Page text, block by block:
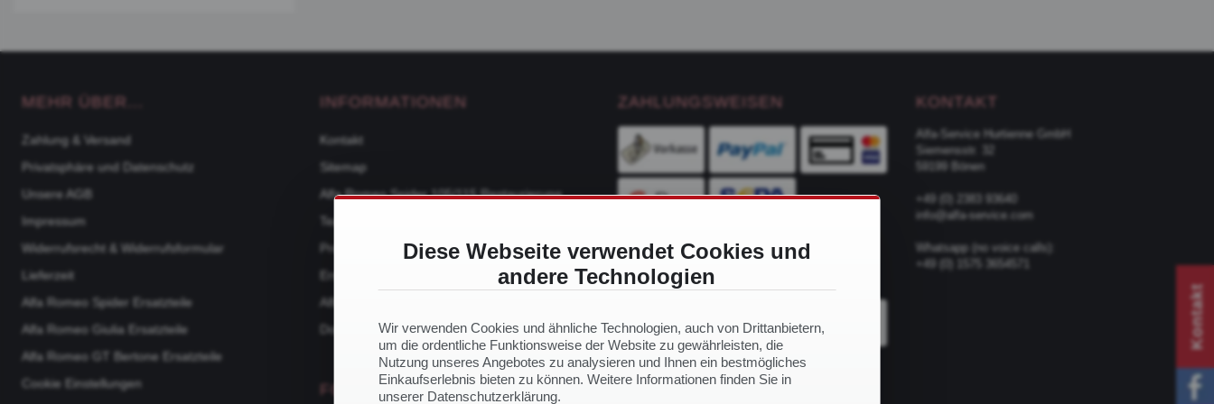
MEHR ÜBER...
Zahlung & Versand
Privatsphäre und Datenschutz
Unsere AGB
Impressum
Widerrufsrecht & Widerrufsformular
Lieferzeit
Alfa Romeo Spider Ersatzteile
Alfa Romeo Giulia Ersatzteile
Alfa Romeo GT Bertone Ersatzteile
Cookie Einstellungen
INFORMATIONEN
Kontakt
Sitemap
Alfa Romeo Spider 105/115 Restaurierung
Team
Produktkataloge
Ersatzteile nach Modell
Alfa Romeo 105 Ersatzteile
Downloads
FOLGE UNS
Kontakt
ZAHLUNGSWEISEN
VERSANDDIENSTLEISTER
KONTAKT
Alfa-Service Hurtienne GmbH
Siemensstr. 32
59199 Bönen
+49 (0) 2383 93640
info@alfa-service.com
Whatsapp (no voice calls):
+49 (0) 1575 3654571
Diese Webseite verwendet Cookies und
andere Technologien
Wir verwenden Cookies und ähnliche Technologien, auch von Drittanbietern,
um die ordentliche Funktionsweise der Website zu gewährleisten, die
Nutzung unseres Angebotes zu analysieren und Ihnen ein bestmögliches
Einkaufserlebnis bieten zu können. Weitere Informationen finden Sie in
unserer Datenschutzerklärung.